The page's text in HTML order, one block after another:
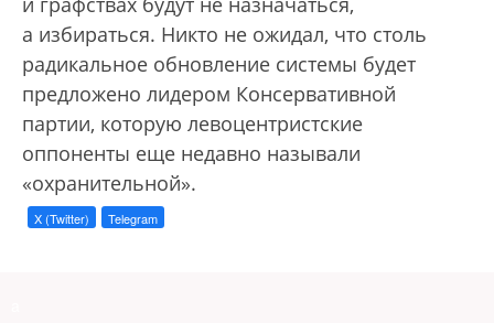
а избираться. Никто не ожидал, что столь
радикальное обновление системы будет
предложено лидером Консервативной
партии, которую левоцентристские
оппоненты еще недавно называли
«охранительной».
X (Twitter) Telegram